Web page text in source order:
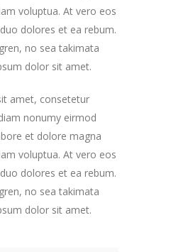
voluptua. At vero eos
dolores et ea rebum.
no sea takimata
dolor sit amet.
amet, consetetur
nonumy eirmod
et dolore magna
voluptua. At vero eos
dolores et ea rebum.
no sea takimata
dolor sit amet.